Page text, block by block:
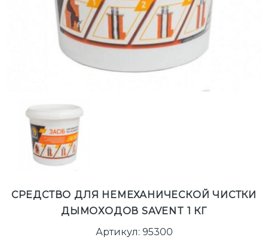
СРЕДСТВО ДЛЯ НЕМЕХАНИЧЕСКОЙ ЧИСТКИ
ДЫМОХОДОВ SAVENT 1 КГ
Артикул: 95300